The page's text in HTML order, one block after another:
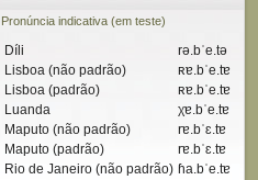
Pronúncia indicativa (em teste)
Díli
rə.bˈe.tə
Lisboa (não padrão)
ʀɐ.bˈe.tɐ
Lisboa (padrão)
ʀɐ.bˈe.tɐ
Luanda
χɐ.bˈe.tɐ
Maputo (não padrão)
rɐ.bˈɛ.tɐ
Maputo (padrão)
rɐ.bˈɛ.tɐ
Rio de Janeiro (não padrão) ɦa.bˈe.tɐ